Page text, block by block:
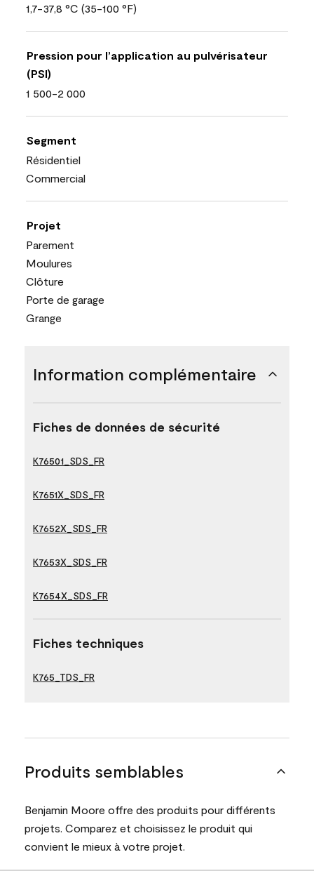
1,7-37,8 °C (35-100 °F)
Pression pour l’application au pulvérisateur
(PSI)
1 500-2 000
Segment
Résidentiel
Commercial
Projet
Parement
Moulures
Clôture
Porte de garage
Grange
Information complémentaire
Fiches de données de sécurité
K76501_SDS_FR
K7651X_SDS_FR
K7652X_SDS_FR
K7653X_SDS_FR
K7654X_SDS_FR
Fiches techniques
K765_TDS_FR
Produits semblables
Benjamin Moore offre des produits pour différents
projets. Comparez et choisissez le produit qui
convient le mieux à votre projet.